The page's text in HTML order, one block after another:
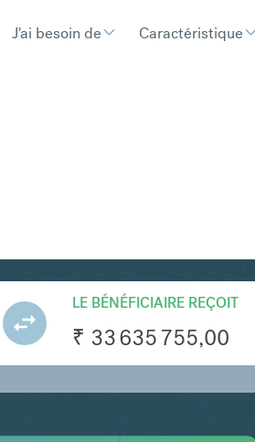
J'ai besoin de Caractéristique
LE BÉNÉFICIAIRE REÇOIT
₹ 33 635 755,00